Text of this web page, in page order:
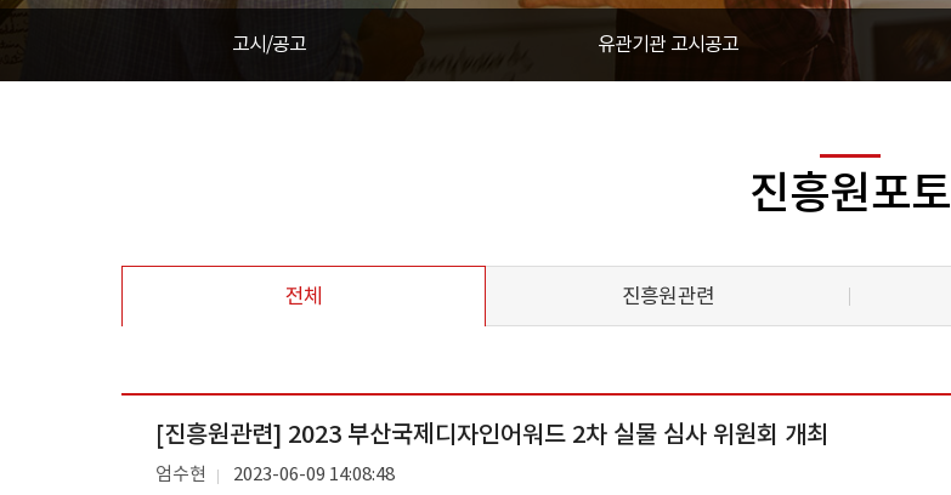
고시/공고 유관기관 고시공고
진흥원포토
전체 진흥원관련
[진흥원관련] 2023 부산국제디자인어워드 2차 실물 심사 위원회 개최
엄수현 2023-06-09 14:08:48